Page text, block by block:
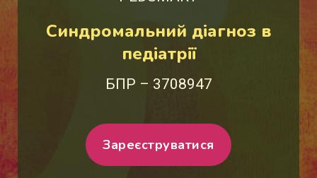
Cиндромальний діагноз в
педіатрії
БПР – 3708947
Зареєструватися